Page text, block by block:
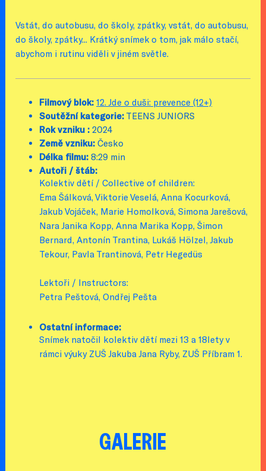
Vstát, do autobusu, do školy, zpátky, vstát, do autobusu,
do školy, zpátky... Krátký snímek o tom, jak málo stačí,
abychom i rutinu viděli v jiném světle.
Filmový blok:12. Jde o duši: prevence (12+)
Soutěžní kategorie: TEENS JUNIORS
Rok vzniku : 2024
Země vzniku: Česko
Délka filmu: 8:29 min
Autoři / štáb:
Kolektiv dětí / Collective of children:
Ema Šálková, Viktorie Veselá, Anna Kocurková,
Jakub Vojáček, Marie Homolková, Simona Jarešová,
Nara Janika Kopp, Anna Marika Kopp, Šimon
Bernard, Antonín Trantina, Lukáš Hölzel, Jakub
Tekour, Pavla Trantinová, Petr Hegedüs
Lektoři / Instructors:
Petra Peštová, Ondřej Pešta
Ostatní informace:
Snímek natočil kolektiv dětí mezi 13 a 18lety v
rámci výuky ZUŠ Jakuba Jana Ryby, ZUŠ Příbram 1.
GALERIE